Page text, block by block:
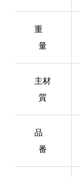
重
量
主材
質
品
番